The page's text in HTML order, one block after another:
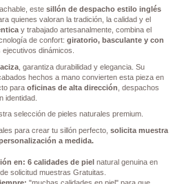
estesillón de despacho estilo inglés
quienes valoran la tradición, la calidad y el
y trabajado artesanalmente, combina el
de confort:giratorio, basculante y con
ejecutivos dinámicos.
, garantiza durabilidad y elegancia. Su
hechos a mano convierten esta pieza en
paraoficinas de alta dirección , despachos
identidad.
selección de pieles naturales premium.
para crear tu sillón perfecto,solicita muestra
a medida.
en: 6 calidades de pielnatural genuina en
solicitud muestras Gratuitas.
"muchas calidades en piel" para que